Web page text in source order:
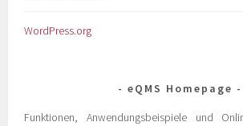
WordPress.org
eQMS Homepage
Funktionen, Anwendungsbeispiele und